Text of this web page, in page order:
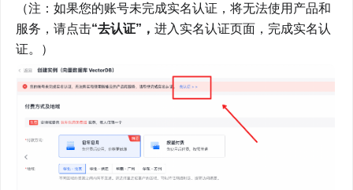
（注：如果您的账号未完成实名认证，将无法使用产品和
服务，请点击“去认证”，进入实名认证页面，完成实名认
证。）